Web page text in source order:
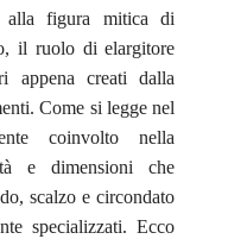
alla figura mitica di
il ruolo di elargitore
appena creati dalla
Come si legge nel
coinvolto nella
e dimensioni che
scalzo e circondato
specializzati. Ecco